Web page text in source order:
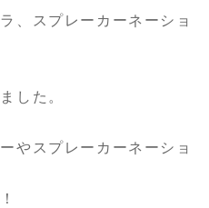
、スプレーカーネーショ
した。
やスプレーカーネーショ